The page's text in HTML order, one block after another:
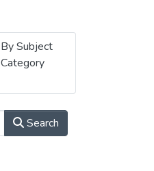
By Subject
Category
Search